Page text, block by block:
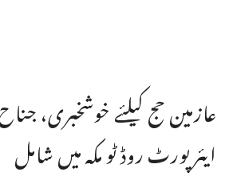
عازمین حج کیلئے خوشخبری،
ایئرپورٹ روڈ ٹو مکہ میں شامل